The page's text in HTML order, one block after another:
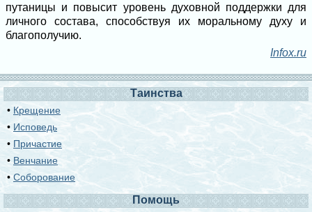
путаницы и повысит уровень духовной поддержки для
личного состава, способствуя их моральному духу и
благополучию.
Infox.ru
Таинства
• Крещение
• Исповедь
• Причастие
• Венчание
•Соборование
Помощь